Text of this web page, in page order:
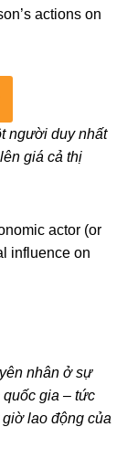
actions on
người duy nhất
giá cả thị
actor (or
influence on
nhân ở sự
gia – tức
lao động của